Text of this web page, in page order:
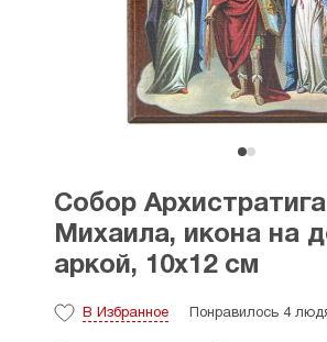
Собор Архистратига
Михаила, икона на
аркой, 10х12 см
В Избранное Понравилось 4